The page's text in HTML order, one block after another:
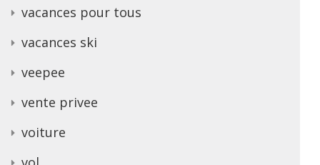
vacances pour tous
vacances ski
veepee
vente privee
voiture